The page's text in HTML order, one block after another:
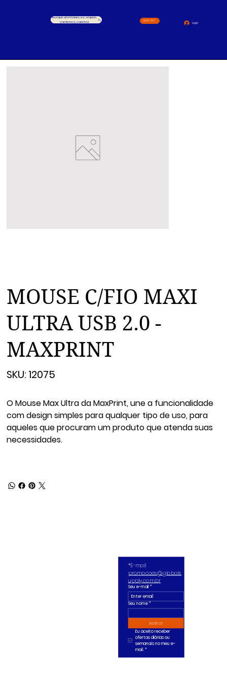
Busque um Produto, ex.: Arquivo,
cardernos, canetas
4000-1517
Login
MOUSE C/FIO MAXI
ULTRA USB 2.0 -
MAXPRINT
SKU:
12075
12075
O Mouse Max Ultra da MaxPrint, une a funcionalidade
com design simples para qualquer tipo de uso, para
aqueles que procuram um produto que atenda suas
necessidades.
promocoes@globals
upply.com.br
Seu e-mail *
Seu nome *
Assinar
Eu aceito receber
ofertas diárias ou
semanais no meu e-
mail. *